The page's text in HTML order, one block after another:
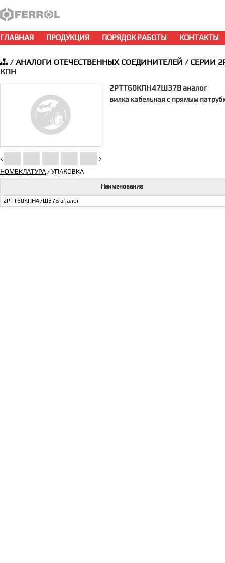
ГЛАВНАЯ ПРОДУКЦИЯ ПОРЯДОК РАБОТЫ КОНТАКТЫ
/АНАЛОГИ ОТЕЧЕСТВЕННЫХ СОЕДИНИТЕЛЕЙ / СЕРИИ
КПН
2РТТ60КПН47Ш37В аналог
вилка кабельная с прямым
НОМЕКЛАТУРА/ УПАКОВКА
Наименование
2РТТ60КПН47Ш37В аналог